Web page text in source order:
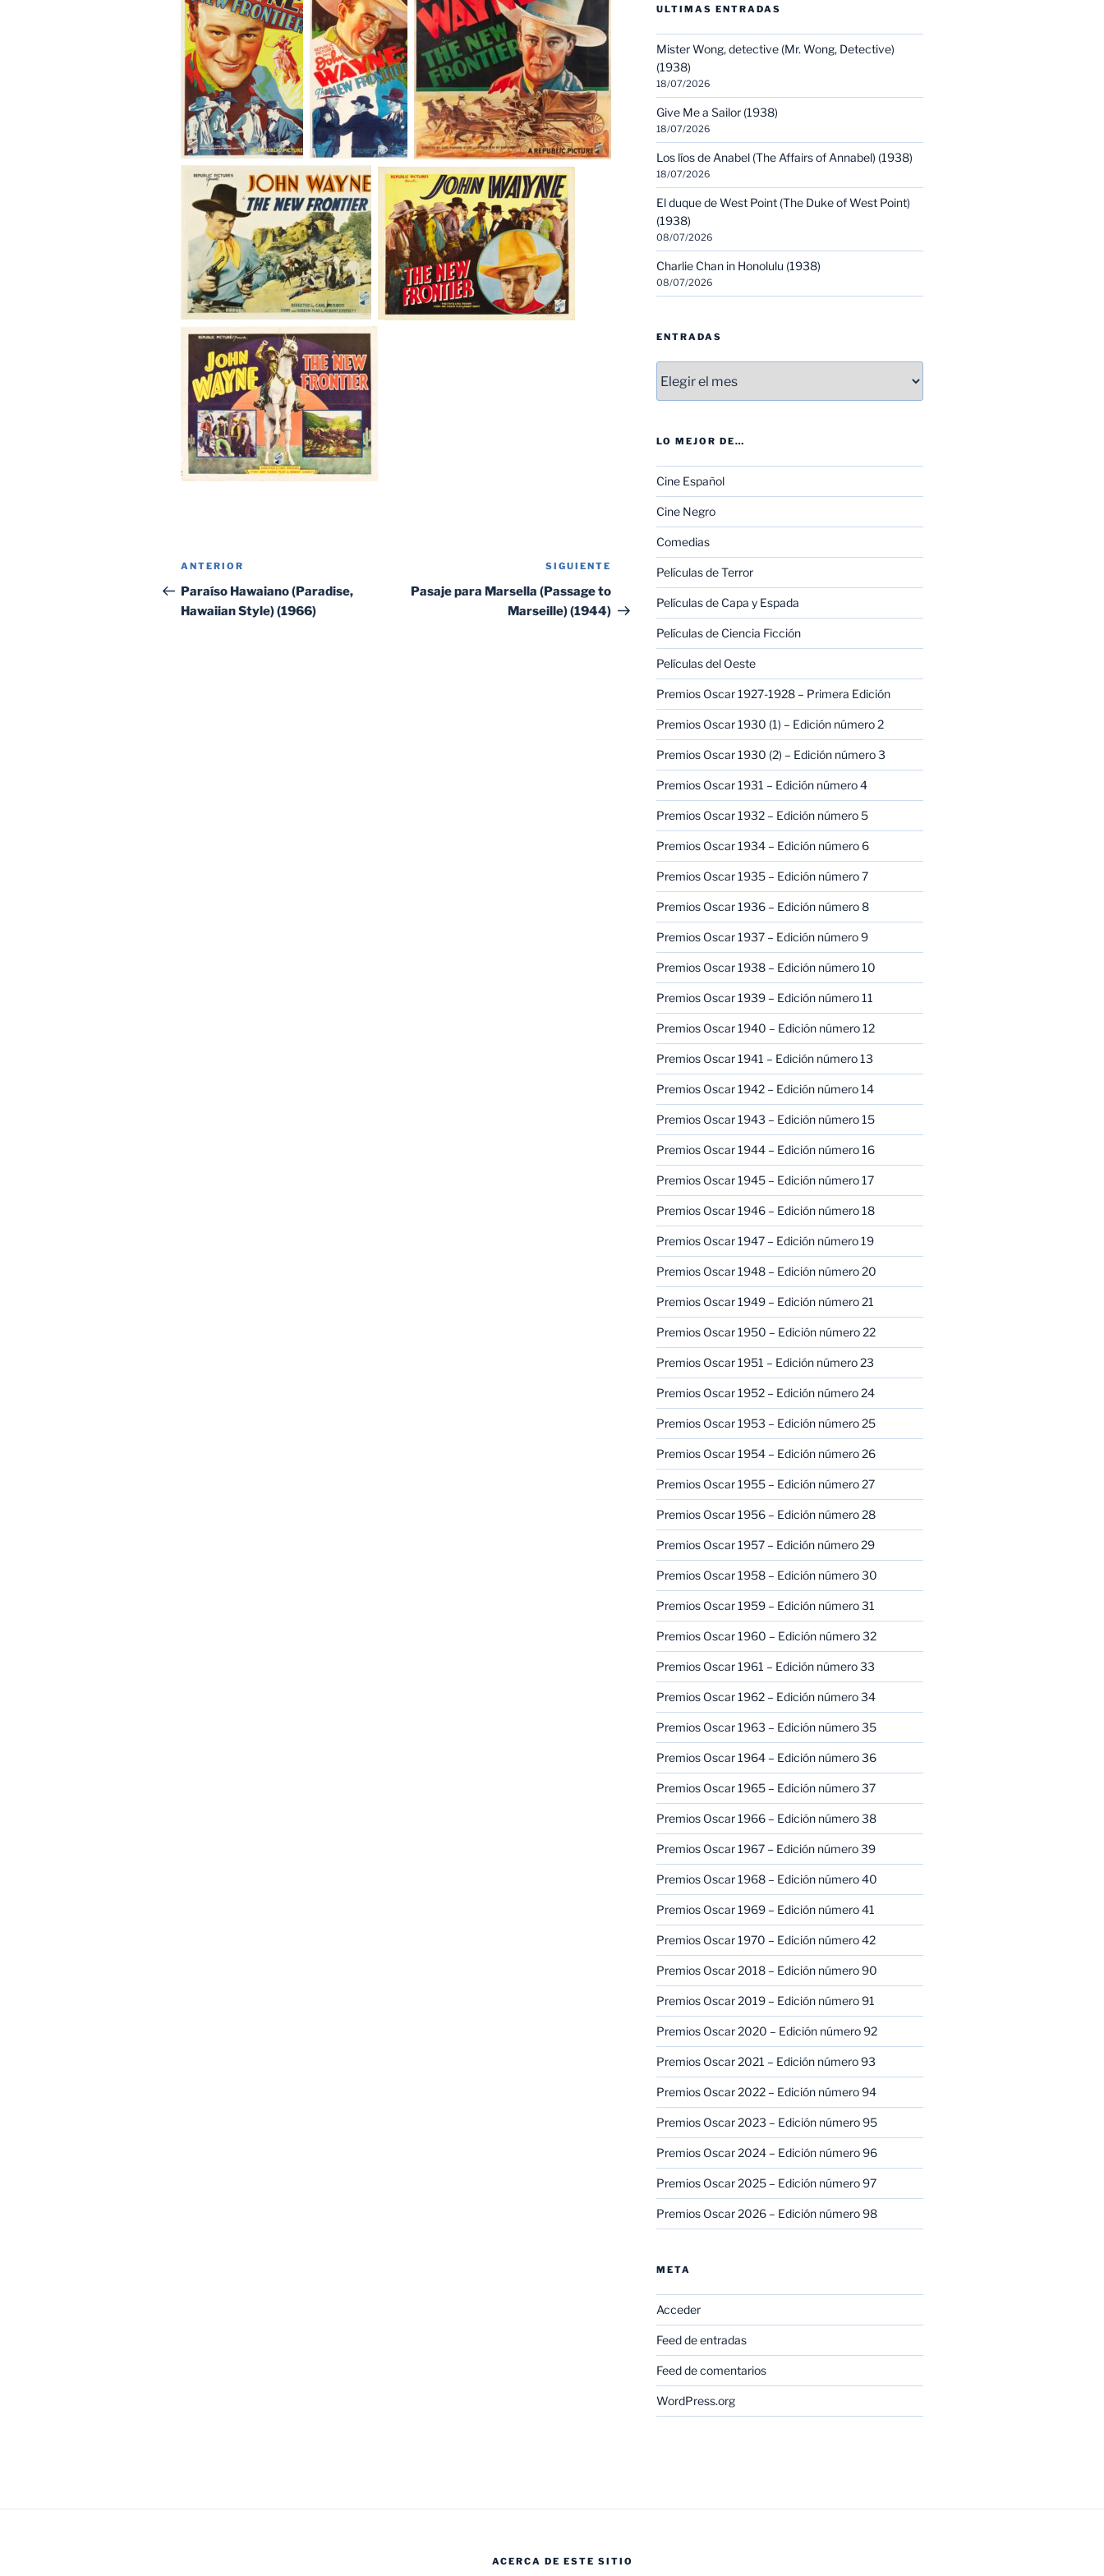
Navegación
de
entradas
Entrada
anterior:
ANTERIOR
Paraíso Hawaiano (Paradise,
Hawaiian Style) (1966)
Siguiente
entrada
SIGUIENTE
Pasaje para Marsella (Passage to
Marseille) (1944)
ULTIMAS ENTRADAS
Mister Wong, detective (Mr. Wong, Detective)
(1938)
18/07/2026
Give Me a Sailor (1938)
18/07/2026
Los líos de Anabel (The Affairs of Annabel) (1938)
18/07/2026
El duque de West Point (The Duke of West Point)
(1938)
08/07/2026
Charlie Chan in Honolulu (1938)
08/07/2026
ENTRADAS
LO MEJOR DE…
Cine Español
Cine Negro
Comedias
Películas de Terror
Películas de Capa y Espada
Películas de Ciencia Ficción
Películas del Oeste
Premios Oscar 1927-1928 – Primera Edición
Premios Oscar 1930 (1) – Edición número 2
Premios Oscar 1930 (2) – Edición número 3
Premios Oscar 1931 – Edición número 4
Premios Oscar 1932 – Edición número 5
Premios Oscar 1934 – Edición número 6
Premios Oscar 1935 – Edición número 7
Premios Oscar 1936 – Edición número 8
Premios Oscar 1937 – Edición número 9
Premios Oscar 1938 – Edición número 10
Premios Oscar 1939 – Edición número 11
Premios Oscar 1940 – Edición número 12
Premios Oscar 1941 – Edición número 13
Premios Oscar 1942 – Edición número 14
Premios Oscar 1943 – Edición número 15
Premios Oscar 1944 – Edición número 16
Premios Oscar 1945 – Edición número 17
Premios Oscar 1946 – Edición número 18
Premios Oscar 1947 – Edición número 19
Premios Oscar 1948 – Edición número 20
Premios Oscar 1949 – Edición número 21
Premios Oscar 1950 – Edición número 22
Premios Oscar 1951 – Edición número 23
Premios Oscar 1952 – Edición número 24
Premios Oscar 1953 – Edición número 25
Premios Oscar 1954 – Edición número 26
Premios Oscar 1955 – Edición número 27
Premios Oscar 1956 – Edición número 28
Premios Oscar 1957 – Edición número 29
Premios Oscar 1958 – Edición número 30
Premios Oscar 1959 – Edición número 31
Premios Oscar 1960 – Edición número 32
Premios Oscar 1961 – Edición número 33
Premios Oscar 1962 – Edición número 34
Premios Oscar 1963 – Edición número 35
Premios Oscar 1964 – Edición número 36
Premios Oscar 1965 – Edición número 37
Premios Oscar 1966 – Edición número 38
Premios Oscar 1967 – Edición número 39
Premios Oscar 1968 – Edición número 40
Premios Oscar 1969 – Edición número 41
Premios Oscar 1970 – Edición número 42
Premios Oscar 2018 – Edición número 90
Premios Oscar 2019 – Edición número 91
Premios Oscar 2020 – Edición número 92
Premios Oscar 2021 – Edición número 93
Premios Oscar 2022 – Edición número 94
Premios Oscar 2023 – Edición número 95
Premios Oscar 2024 – Edición número 96
Premios Oscar 2025 – Edición número 97
Premios Oscar 2026 – Edición número 98
META
Acceder
Feed de entradas
Feed de comentarios
WordPress.org
ACERCA DE ESTE SITIO